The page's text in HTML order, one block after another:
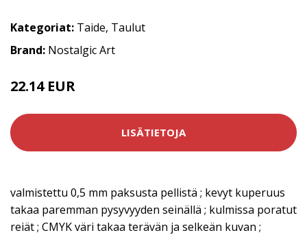
Kategoriat: Taide, Taulut
Brand: Nostalgic Art
22.14 EUR
LISÄTIETOJA
valmistettu 0,5 mm paksusta pellistä ; kevyt kuperuus
takaa paremman pysyvyyden seinällä ; kulmissa poratut
reiät ; CMYK väri takaa terävän ja selkeän kuvan ;